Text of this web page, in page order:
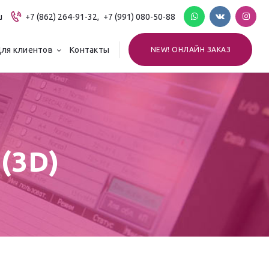
+7 (862) 264-91-32, +7 (991) 080-50-88
клиентов Контакты NEW! ОНЛАЙН ЗАКАЗ